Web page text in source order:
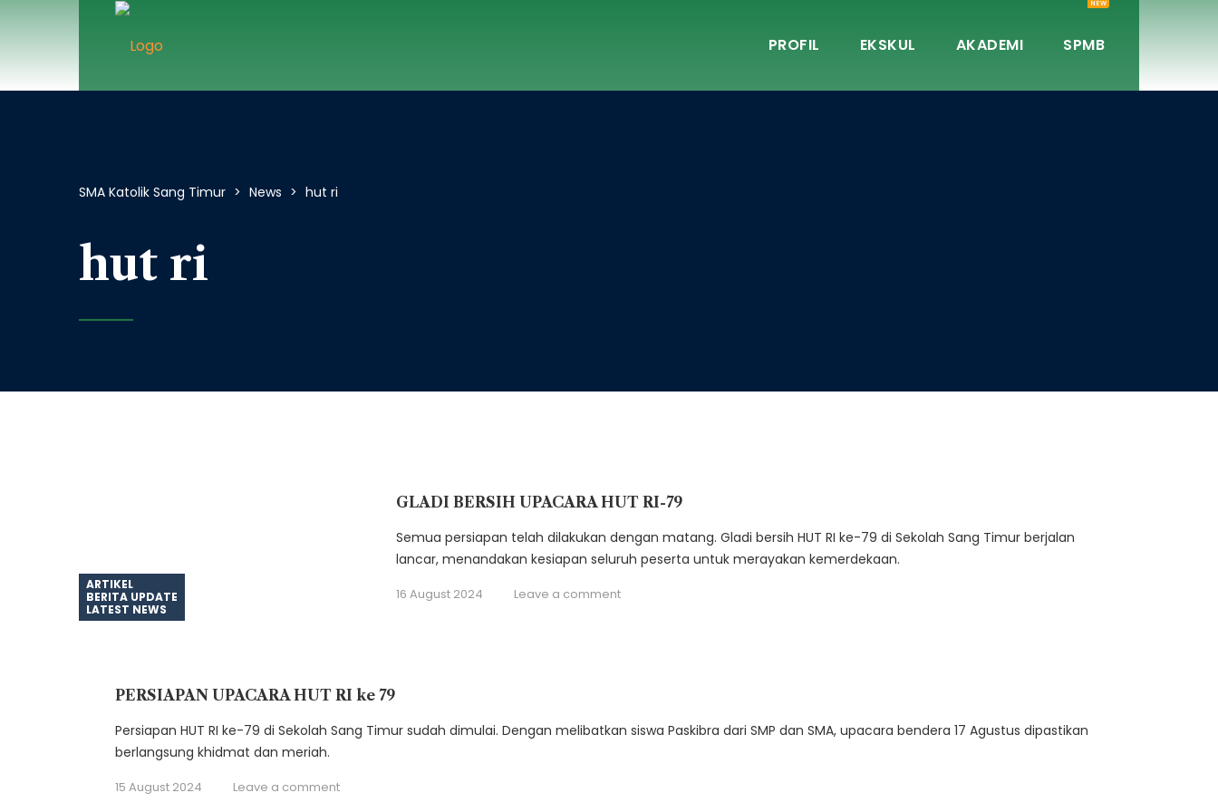
PROFIL EKSKUL AKADEMI SPMB
NEW
SMA Katolik Sang Timur > News > hut ri
hut ri
ARTIKEL
BERITA UPDATE
LATEST NEWS
GLADI BERSIH UPACARA HUT RI-79
Semua persiapan telah dilakukan dengan matang. Gladi bersih HUT RI ke-79 di Sekolah Sang Timur berjalan
lancar, menandakan kesiapan seluruh peserta untuk merayakan kemerdekaan.
16 August 2024 Leave a comment
PERSIAPAN UPACARA HUT RI ke 79
Persiapan HUT RI ke-79 di Sekolah Sang Timur sudah dimulai. Dengan melibatkan siswa Paskibra dari SMP dan SMA, upacara bendera 17 Agustus dipastikan
berlangsung khidmat dan meriah.
15 August 2024 Leave a comment